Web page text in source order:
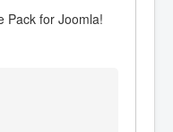
Pack for Joomla!